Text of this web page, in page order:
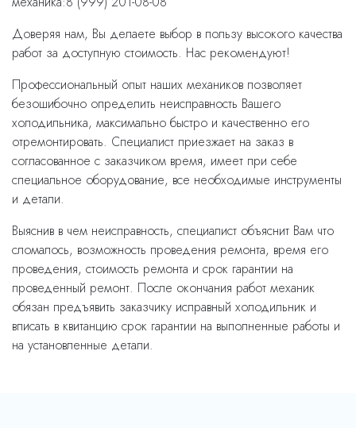
Доверяя нам, Вы делаете выбор в пользу высокого качества
работ за доступную стоимость. Нас рекомендуют!
Профессиональный опыт наших механиков позволяет
безошибочно определить неисправность Вашего
холодильника, максимально быстро и качественно его
отремонтировать. Специалист приезжает на заказ в
согласованное с заказчиком время, имеет при себе
специальное оборудование, все необходимые инструменты
и детали.
Выяснив в чем неисправность, специалист объяснит Вам что
сломалось, возможность проведения ремонта, время его
проведения, стоимость ремонта и срок гарантии на
проведенный ремонт. После окончания работ механик
обязан предъявить заказчику исправный холодильник и
вписать в квитанцию срок гарантии на выполненные работы и
на установленные детали.